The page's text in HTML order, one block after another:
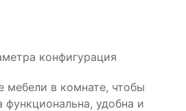
мебели в комнате, чтобы
функциональна, удобна и